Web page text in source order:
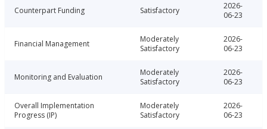
Counterpart Funding Satisfactory
2026-
06-23
Financial Management
Moderately
Satisfactory
2026-
06-23
Monitoring and Evaluation
Moderately
Satisfactory
2026-
06-23
Overall Implementation
Progress (IP)
Moderately
Satisfactory
2026-
06-23